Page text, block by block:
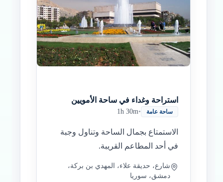
استراحة وغداء في ساحة الأمويين
ساحة عامة •
1h 30m
الاستمتاع بجمال الساحة وتناول وجبة
في أحد المطاعم القريبة.
شارع، حديقة علاء، المهدي بن بركة،
دمشق، سوريا